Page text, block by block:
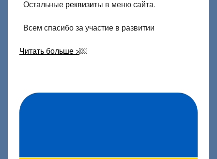
Остальные реквизиты в меню сайта.
Всем спасибо за участие в развитии
Читать больше >￼